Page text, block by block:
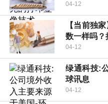
04-12
【当前独
数一样吗？
04-12
绿通科技:
球讯息
04-12